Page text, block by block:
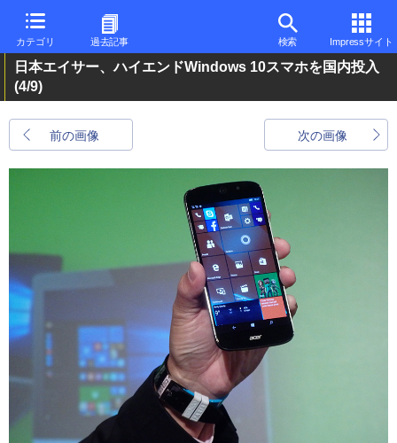
カテゴリ 過去記事 検索 Impressサイト
日本エイサー、ハイエンドWindows 10スマホを国内投入
(4/9)
前の画像 次の画像